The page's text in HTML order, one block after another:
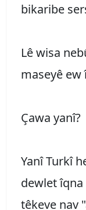
bikaribe
Lê wisa
maseyê ew
Çawa yanî?
Yanî Turkî
dewlet
têkeve nav